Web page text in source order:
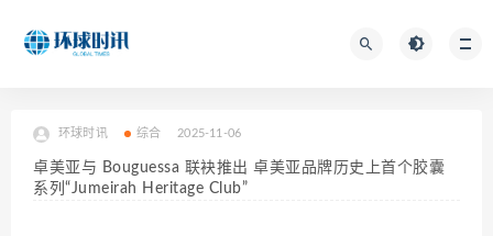
环球时讯 综合 2025-11-06
卓美亚与 Bouguessa 联袂推出 卓美亚品牌历史上首个胶囊
系列“Jumeirah Heritage Club”